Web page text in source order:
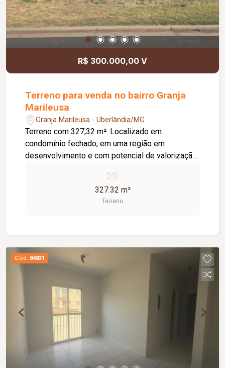
excelente oportunidade para quem busca um
imóvel versátil, bem localizado e pronto para
receber sua empresa.
R$ 300.000,00 V
Terreno para venda no bairro Granja
Marileusa
Granja Marileusa - Uberlândia/MG
Terreno com 327,32 m². Localizado em
condomínio fechado, em uma região em
desenvolvimento e com potencial de valorização.
construção; Região em expansão e crescimento;
Excelente opção para construção residencial ou
327.32 m²
Terreno
Cód. 84831